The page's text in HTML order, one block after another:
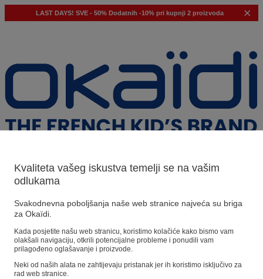
LAST DAYS! SVE - 50% Dodatnih -10% pri kupnji 2 proizvoda
Naši prijedlozi
Predloženi proizvodi
Pogledajte sve proizvode
Kvaliteta vašeg iskustva temelji se na vašim
odlukama
Svakodnevna poboljšanja naše web stranice najveća su briga
za Okaïdi.
Kada posjetite našu web stranicu, koristimo kolačiće kako bismo vam
olakšali navigaciju, otkrili potencijalne probleme i ponudili vam
prilagođeno oglašavanje i proizvode.
Neki od naših alata ne zahtijevaju pristanak jer ih koristimo isključivo za
rad web stranice.